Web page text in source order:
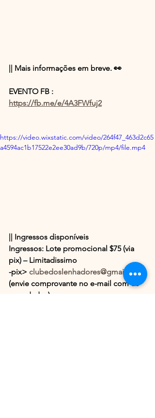
|| Mais informações em breve. 👀
EVENTO FB :
https://fb.me/e/4A3FWfuj2
https://video.wixstatic.com/video/264f47_463d2c65
a4594ac1b17522e2ee30ad9b/720p/mp4/file.mp4
|| Ingressos disponíveis
Ingressos: Lote promocional $75 (via
pix) – Limitadissimo
-pix> clubedoslenhadores@gmail.com
(envie comprovante no e-mail com os
seus dados)